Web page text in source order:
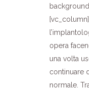
opera
una volta
continuare
normale.